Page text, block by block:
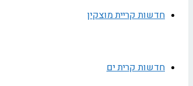
חדשות קריית מוצקין
חדשות קרית ים